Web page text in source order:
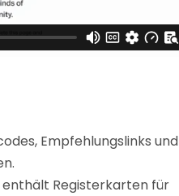
Empfehlungslinks und
Registerkarten für